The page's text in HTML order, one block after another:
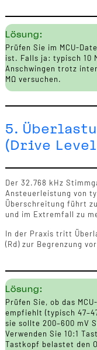
Lösung:
Prüfen Sie im MCU-
ist. Falls ja: typisch 10
Anschwingen trotz
MΩ versuchen.
5.
(Drive
Der 32.768 kHz
Ansteuerleistung von
Überschreitung führt
und im Extremfall zu
In der Praxis tritt
(Rd) zur Begrenzung
Lösung:
Prüfen Sie, ob das
empfiehlt (typisch
sie sollte 200–600 mV
Verwenden Sie 10:1
Tastkopf belastet den